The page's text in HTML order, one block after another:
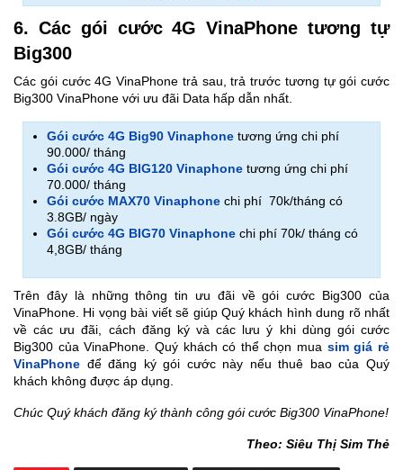
6. Các gói cước 4G VinaPhone tương tự
Big300
Các gói cước 4G VinaPhone trả sau, trả trước tương tự gói cước
Big300 VinaPhone với ưu đãi Data hấp dẫn nhất.
Gói cước 4G Big90 Vinaphone tương ứng chi phí
90.000/ tháng
Gói cước 4G BIG120 Vinaphone tương ứng chi phí
70.000/ tháng
Gói cước MAX70 Vinaphonechi phí 70k/tháng có
3.8GB/ ngày
Gói cước 4G BIG70 Vinaphone chi phí 70k/ tháng có
4,8GB/ tháng
Trên đây là những thông tin ưu đãi về gói cước Big300 của
VinaPhone. Hi vọng bài viết sẽ giúp Quý khách hình dung rõ nhất
về các ưu đãi, cách đăng ký và các lưu ý khi dùng gói cước
Big300 của VinaPhone. Quý khách có thể chọn mua sim giá rẻ
VinaPhone để đăng ký gói cước này nếu thuê bao của Quý
khách không được áp dụng.
Chúc Quý khách đăng ký thành công gói cước Big300 VinaPhone!
Theo: Siêu Thị Sim Thẻ